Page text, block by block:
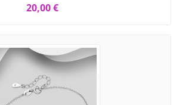
20,00 €